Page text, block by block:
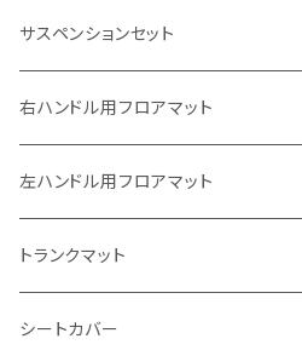
ホンダ
ヤマハ
スズキ
カワサキ
BMW
サスペンションセット
右ハンドル用フロアマット
トヨタ
日産
ホンダ
左ハンドル用フロアマット
トヨタ
日産
トランクマット
シートカバー